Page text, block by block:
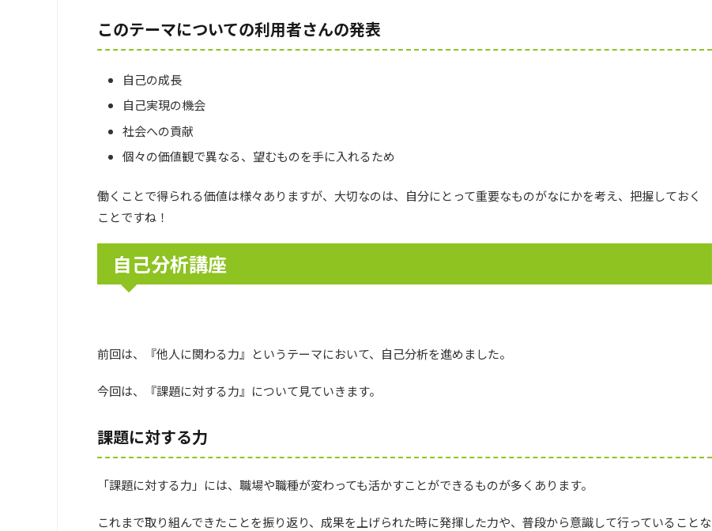
このテーマについての利用者さんの発表
自己の成長
自己実現の機会
社会への貢献
個々の価値観で異なる、望むものを手に入れるため
働くことで得られる価値は様々ありますが、大切なのは、自分にとって重要なものがなにかを考え、把握しておく
ことですね！
自己分析講座
前回は、『他人に関わる力』というテーマにおいて、自己分析を進めました。
今回は、『課題に対する力』について見ていきます。
課題に対する力
「課題に対する力」には、職場や職種が変わっても活かすことができるものが多くあります。
これまで取り組んできたことを振り返り、成果を上げられた時に発揮した力や、普段から意識して行っていることな